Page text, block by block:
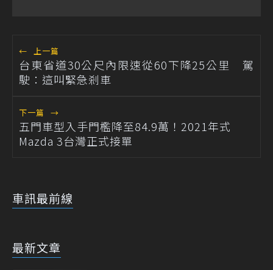
← 上一篇
台東省道30公尺內限速從60下降25公里 駕
駛：這叫緊急剎車
下一篇 →
五門車型入手門檻降至84.9萬！2021年式
Mazda 3台灣正式接單
車訊最前線
最新文章